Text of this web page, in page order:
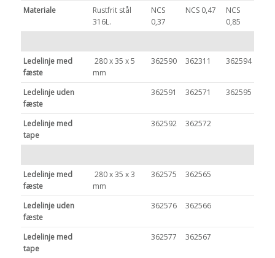
Materiale
Rustfrit stål
316L.
NCS
0,37
NCS 0,47
NCS
0,85
Ledelinje med
fæste
280 x 35 x 5
mm
362590 362311 362594
Ledelinje uden
fæste
362591 362571 362595
Ledelinje med
tape
362592 362572
Ledelinje med
fæste
280 x 35 x 3
mm
362575 362565
Ledelinje uden
fæste
362576 362566
Ledelinje med
tape
362577 362567